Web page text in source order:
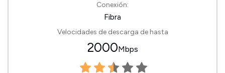
Conexión:
Fibra
Velocidades de descarga de hasta
2000Mbps